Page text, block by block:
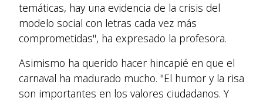
temáticas, hay una evidencia de la crisis del
modelo social con letras cada vez más
comprometidas", ha expresado la profesora.
Asimismo ha querido hacer hincapié en que el
carnaval ha madurado mucho. "El humor y la risa
son importantes en los valores ciudadanos. Y